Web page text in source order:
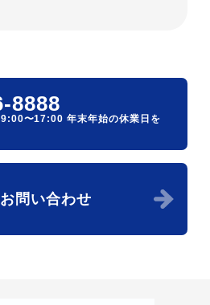
8888
9:00〜17:00年末年始の休業日を
問い合わせ